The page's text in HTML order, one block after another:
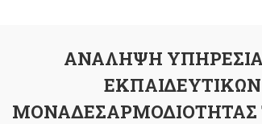
ΑΝΑΛΗΨΗ
ΜΟΝΑΔΕΣΑΡΜΟΔΙΟΤΗΤΑΣ